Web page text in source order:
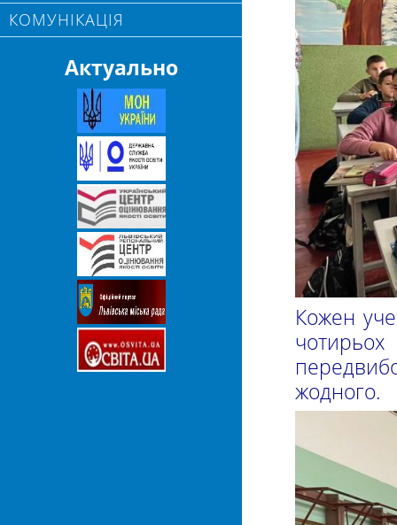
КОМУНІКАЦІЯ
Актуально
Кожен
чотирьох
жодного.